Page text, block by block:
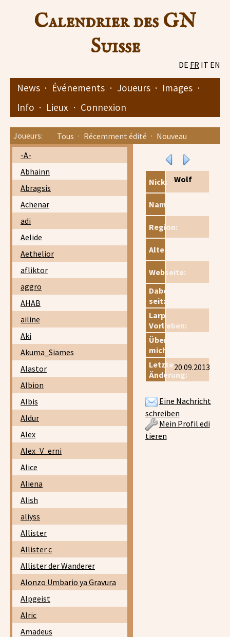
Calendrier des GN
Suisse
DE FR IT EN
News · Événements · Joueurs · Images ·
Info · Lieux · Connexion
Joueurs: Tous · Récemment édité · Nouveau
-A-
Abhainn
Abragsis
Achenar
adi
Aelide
Aethelior
afliktor
aggro
AHAB
ailine
Aki
Akuma_Siames
Alastor
Albion
Albis
Aldur
Alex
Alex_V_erni
Alice
Aliena
Alish
aliyss
Allister
Allister c
Allister der Wanderer
Alonzo Umbario ya Gravura
Alpgeist
Alric
Amadeus
Nick: Wolf
Name:
Region:
Alter:
Webseite:
Dabei
seit:
Larp
Vorlieben:
Über
mich:
Letzte
Änderung:
20.09.2013
Eine Nachricht
schreiben
Mein Profil edi
tieren